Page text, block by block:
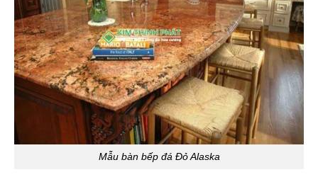
Mẫu bàn bếp đá Đỏ Alaska